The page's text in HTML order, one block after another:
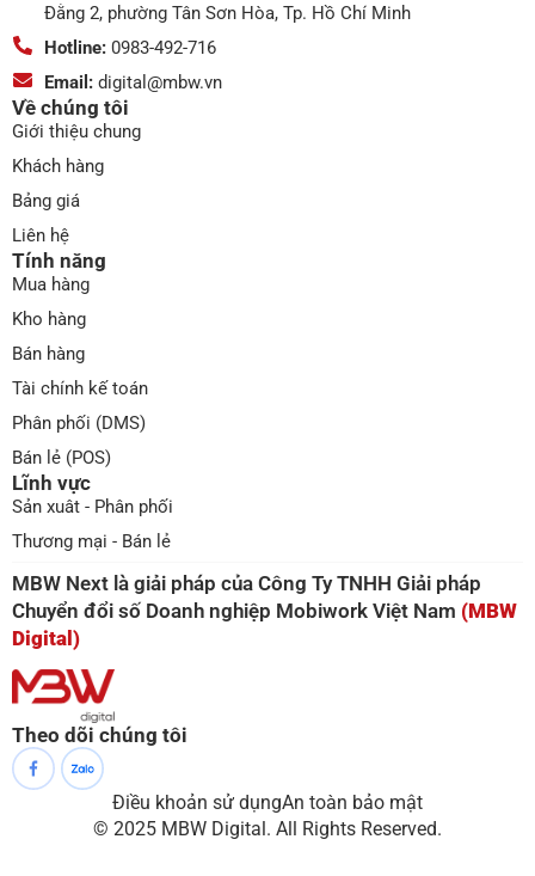
Đằng 2, phường Tân Sơn Hòa, Tp. Hồ Chí Minh
Hotline: 0983-492-716
Email: digital@mbw.vn
Về chúng tôi
Giới thiệu chung
Khách hàng
Bảng giá
Liên hệ
Tính năng
Mua hàng
Kho hàng
Bán hàng
Tài chính kế toán
Phân phối (DMS)
Bán lẻ (POS)
Lĩnh vực
Sản xuât - Phân phối
Thương mại - Bán lẻ
MBW Next là giải pháp của Công Ty TNHH Giải pháp
Chuyển đổi số Doanh nghiệp Mobiwork Việt Nam (MBW
Digital)
Theo dõi chúng tôi
© 2025 MBW Digital. All Rights Reserved.
Điều khoản sử dụngAn toàn bảo mật